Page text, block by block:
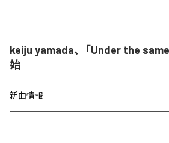
keiju yamada、「Under the
始
新曲情報